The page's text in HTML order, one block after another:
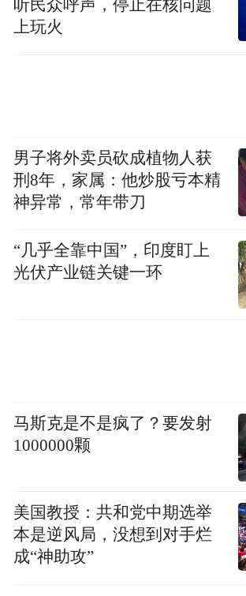
听民众呼声，停止在核问题
上玩火
男子将外卖员砍成植物人获
刑8年，家属：他炒股亏本精
神异常，常年带刀
“几乎全靠中国”，印度盯上
光伏产业链关键一环
马斯克是不是疯了？要发射
1000000颗
美国教授：共和党中期选举
本是逆风局，没想到对手烂
成“神助攻”